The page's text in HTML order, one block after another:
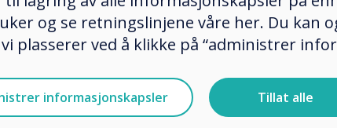
it works very well
og se retningslinjene våre her. Du kan
plasserer ved å klikke på “administrer
informasjonskapsler Tillat alle